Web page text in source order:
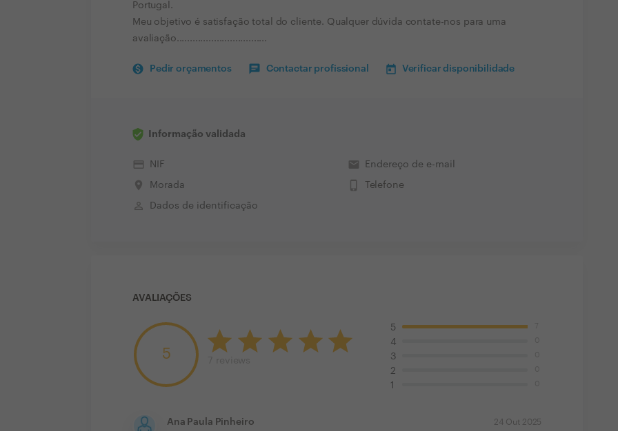
Portugal.
Meu objetivo é satisfação total do cliente. Qualquer dúvida contate-nos para uma
avaliação..................................
Pedir orçamentos Contactar profissional Verificar disponibilidade
Informação validada
credit_card NIF
place Morada
perm_identity Dados de identificação
email Endereço de e-mail
phone_iphone Telefone
AVALIAÇÕES
5
5
4
3
2
1
Ana Paula Pinheiro 24 Out 2025